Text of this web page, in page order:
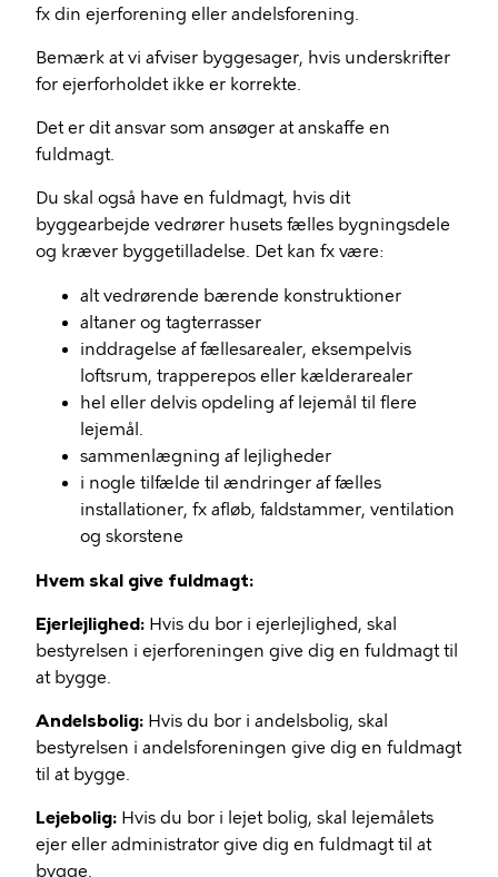
fx din ejerforening eller andelsforening.
Bemærk at vi afviser byggesager, hvis underskrifter
for ejerforholdet ikke er korrekte.
Det er dit ansvar som ansøger at anskaffe en
fuldmagt.
Du skal også have en fuldmagt, hvis dit
byggearbejde vedrører husets fælles bygningsdele
og kræver byggetilladelse. Det kan fx være:
alt vedrørende bærende konstruktioner
altaner og tagterrasser
inddragelse af fællesarealer, eksempelvis
loftsrum, trapperepos eller kælderarealer
hel eller delvis opdeling af lejemål til flere
lejemål.
sammenlægning af lejligheder
i nogle tilfælde til ændringer af fælles
installationer, fx afløb, faldstammer, ventilation
og skorstene
Hvem skal give fuldmagt:
Ejerlejlighed: Hvis du bor i ejerlejlighed, skal
bestyrelsen i ejerforeningen give dig en fuldmagt til
at bygge.
Andelsbolig: Hvis du bor i andelsbolig, skal
bestyrelsen i andelsforeningen give dig en fuldmagt
til at bygge.
Lejebolig: Hvis du bor i lejet bolig, skal lejemålets
ejer eller administrator give dig en fuldmagt til at
bygge.